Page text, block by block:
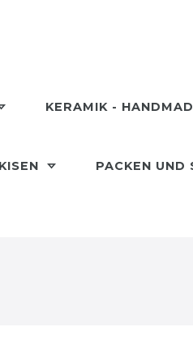
KERAMIK -
PACKEN UND